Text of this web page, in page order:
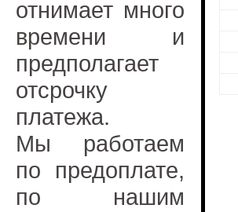
отнимает много
времени и
предполагает
отсрочку
платежа.
Мы работаем
по предоплате,
по нашим